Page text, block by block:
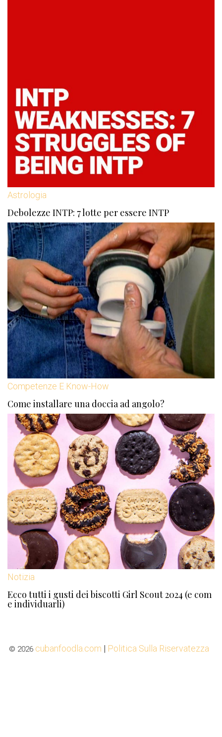
Astrologia
Debolezze INTP: 7 lotte per essere INTP
Competenze E Know-How
Come installare una doccia ad angolo?
Notizia
Ecco tutti i gusti dei biscotti Girl Scout 2024 (e com
e individuarli)
© 2026 cubanfoodla.com | Politica Sulla Riservatezza